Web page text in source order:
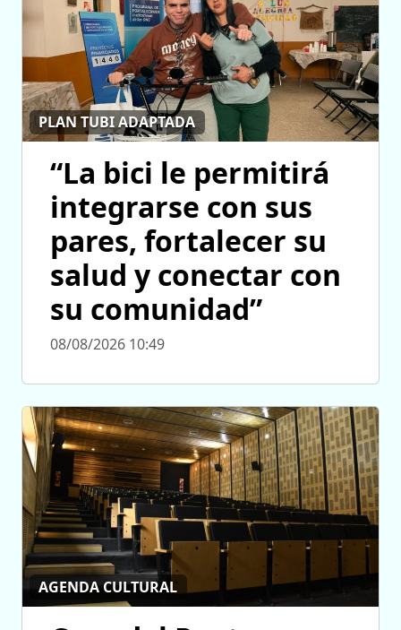
PLAN TUBI ADAPTADA
“La bici le permitirá
integrarse con sus
pares, fortalecer su
salud y conectar con
su comunidad”
08/08/2026 10:49
AGENDA CULTURAL